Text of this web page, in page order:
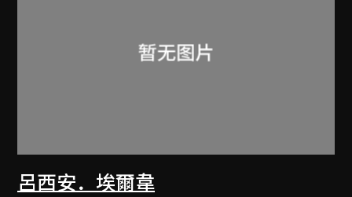
呂西安．埃爾韋